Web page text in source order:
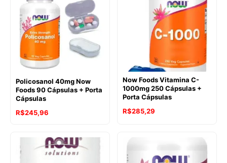
Policosanol 40mg Now
Foods 90 Cápsulas + Porta
Cápsulas
R$245,96
Now Foods Vitamina C-
1000mg 250 Cápsulas +
Porta Cápsulas
R$285,29